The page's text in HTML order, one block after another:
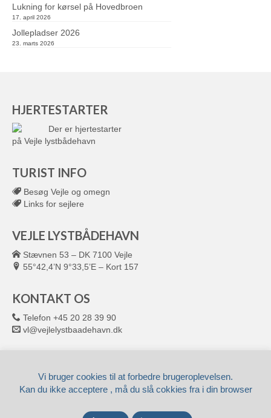
Lukning for kørsel på Hovedbroen
17. april 2026
Jollepladser 2026
23. marts 2026
HJERTESTARTER
Der er hjertestarter
på Vejle lystbådehavn
TURIST INFO
Besøg Vejle og omegn
Links for sejlere
VEJLE LYSTBÅDEHAVN
Stævnen 53 – DK 7100 Vejle
55°42,4’N 9°33,5’E – Kort 157
KONTAKT OS
Telefon +45 20 28 39 90
vl@vejlelystbaadehavn.dk
Leveret afFronto.dk
Vi bruger cookies til at forbedre brugeroplevelsen.
Kan du ikke acceptere , må du slå cokkies fra i din browser